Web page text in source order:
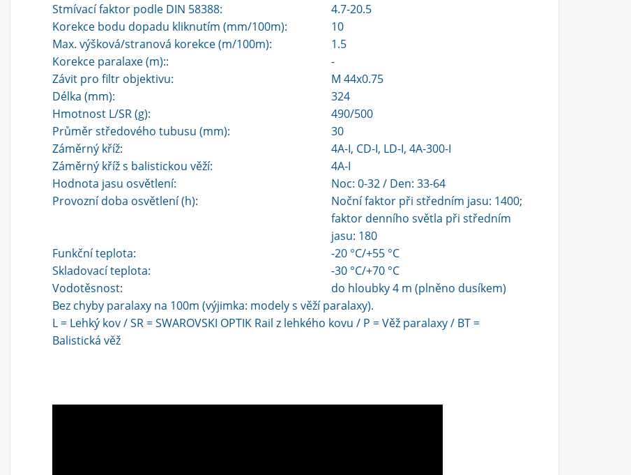
Stmívací faktor podle DIN 58388:
4.7-20.5
Korekce bodu dopadu kliknutím (mm/100m):
10
Max. výšková/stranová korekce (m/100m):
1.5
Korekce paralaxe (m)::
-
Závit pro filtr objektivu:
M 44x0.75
Délka (mm):
324
Hmotnost L/SR (g):
490/500
Průměr středového tubusu (mm):
30
Záměrný kříž:
4A-I, CD-I, LD-I, 4A-300-I
Záměrný kříž s balistickou věží:
4A-I
Hodnota jasu osvětlení:
Noc: 0-32 / Den: 33-64
Provozní doba osvětlení (h):
Noční faktor při středním jasu: 1400;
faktor denního světla při středním
jasu: 180
Funkční teplota:
-20 °C/+55 °C
Skladovací teplota:
-30 °C/+70 °C
Vodotěsnost:
do hloubky 4 m (plněno dusíkem)
Bez chyby paralaxy na 100m (výjimka: modely s věží paralaxy).
L = Lehký kov / SR = SWAROVSKI OPTIK Rail z lehkého kovu / P = Věž paralaxy / BT =
Balistická věž